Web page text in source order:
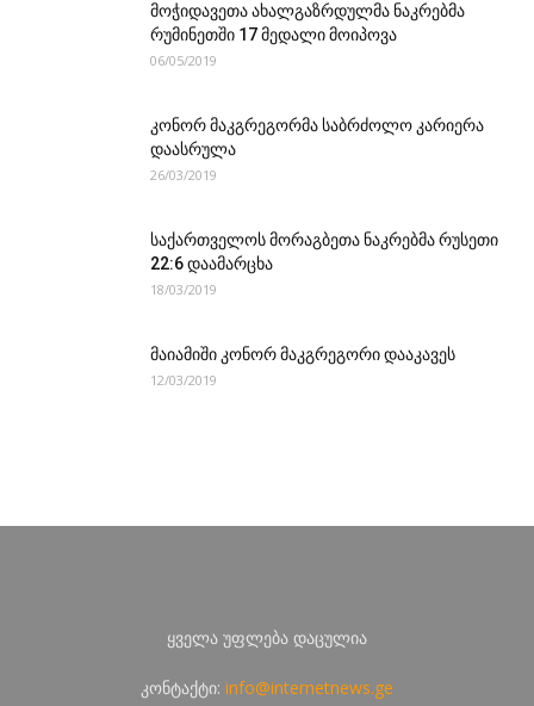
მოჭიდავეთა ახალგაზრდულმა ნაკრებმა
რუმინეთში 17 მედალი მოიპოვა
06/05/2019
კონორ მაკგრეგორმა საბრძოლო კარიერა
დაასრულა
26/03/2019
საქართველოს მორაგბეთა ნაკრებმა რუსეთი
22:6 დაამარცხა
18/03/2019
მაიამიში კონორ მაკგრეგორი დააკავეს
12/03/2019
ყველა უფლება დაცულია
კონტაქტი: info@internetnews.ge